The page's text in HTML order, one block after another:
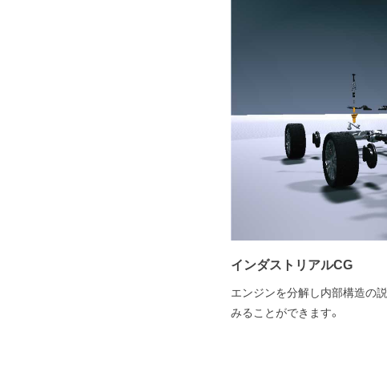
インダストリアルCG
エンジンを分解し内部構造の
みることができます。